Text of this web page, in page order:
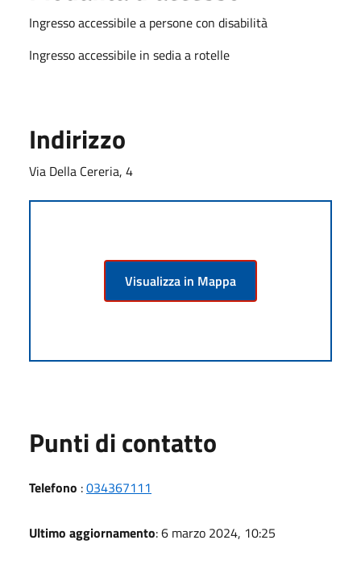
Ingresso accessibile a persone con disabilità
Ingresso accessibile in sedia a rotelle
Indirizzo
Via Della Cereria, 4
Visualizza in Mappa
Punti di contatto
Telefono :034367111
Ultimo aggiornamento: 6 marzo 2024, 10:25